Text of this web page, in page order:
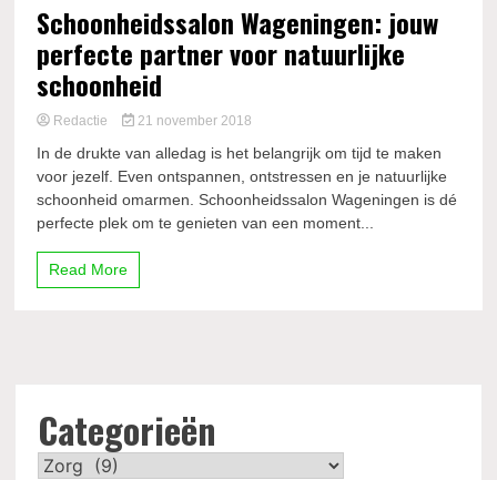
Schoonheidssalon Wageningen: jouw
perfecte partner voor natuurlijke
schoonheid
Redactie 21 november 2018
In de drukte van alledag is het belangrijk om tijd te maken
voor jezelf. Even ontspannen, ontstressen en je natuurlijke
schoonheid omarmen. Schoonheidssalon Wageningen is dé
perfecte plek om te genieten van een moment...
Read More
Categorieën
Categorieën